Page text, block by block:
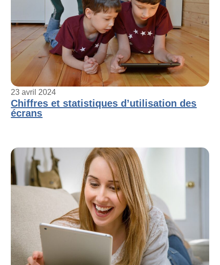
23 avril 2024
Chiffres et statistiques d’utilisation des
écrans